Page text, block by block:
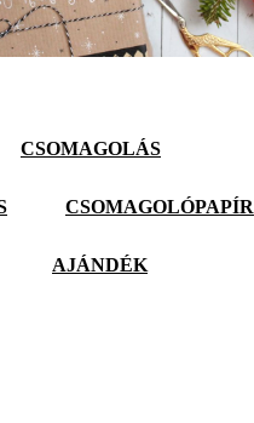
CSOMAGOLÁS
CSOMAGOLÓPAPÍR
AJÁNDÉK